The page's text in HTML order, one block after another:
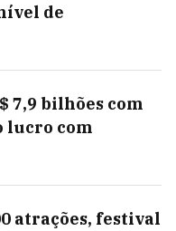
de
7,9 bilhões com
lucro com
atrações, festival